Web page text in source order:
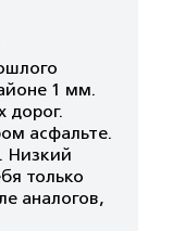
1 мм.
дорог.
асфальте.
Низкий
только
аналогов,